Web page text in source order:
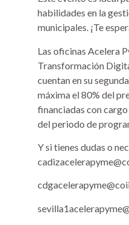
habilidades en la
municipales. ¡Te
Las oficinas Acelera
Transformación
cuentan en su
máxima el 80% del
financiadas con
del periodo de
Y si tienes dudas o